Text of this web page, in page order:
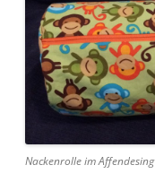
Nackenrolle im Affendesing